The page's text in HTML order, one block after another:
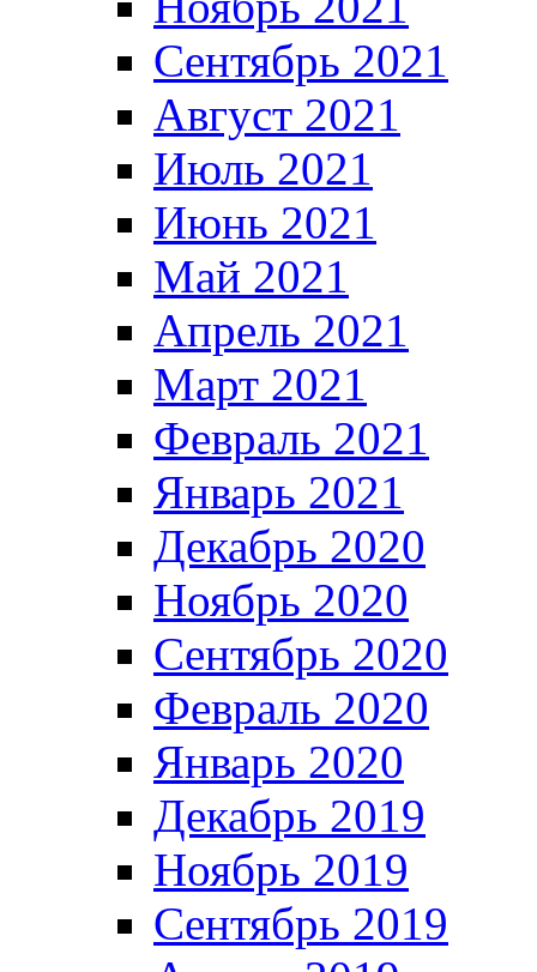
Сентябрь 2021
Август 2021
Июль 2021
Июнь 2021
Май 2021
Апрель 2021
Март 2021
Февраль 2021
Январь 2021
Декабрь 2020
Ноябрь 2020
Сентябрь 2020
Февраль 2020
Январь 2020
Декабрь 2019
Ноябрь 2019
Сентябрь 2019